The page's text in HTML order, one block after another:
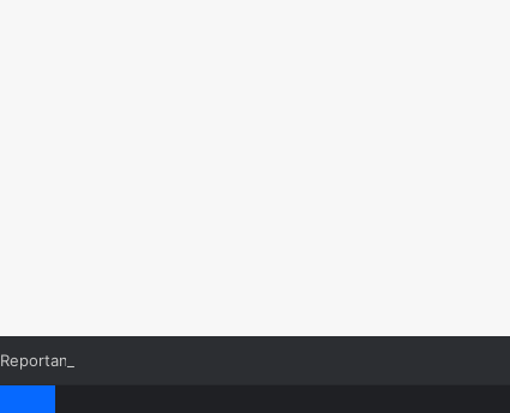
Reportan muerte de un interno en el Cereso Norte de Ciudad Juárez